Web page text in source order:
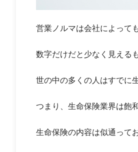
営業ノルマは会社によって
数字だけだと少なく見える
世の中の多くの人はすでに
つまり、生命保険業界は飽
生命保険の内容は似通って